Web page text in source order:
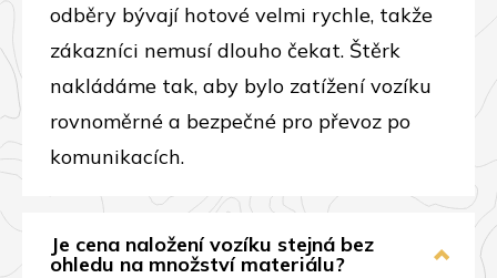
odběry bývají hotové velmi rychle, takže
zákazníci nemusí dlouho čekat. Štěrk
nakládáme tak, aby bylo zatížení vozíku
rovnoměrné a bezpečné pro převoz po
komunikacích.
Je cena naložení vozíku stejná bez
ohledu na množství materiálu?